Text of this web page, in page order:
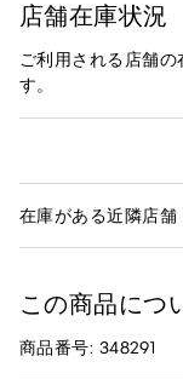
店舗在庫状況
ご利用される店舗
す。
在庫がある近隣店舗
この商品につ
商品番号: 348291